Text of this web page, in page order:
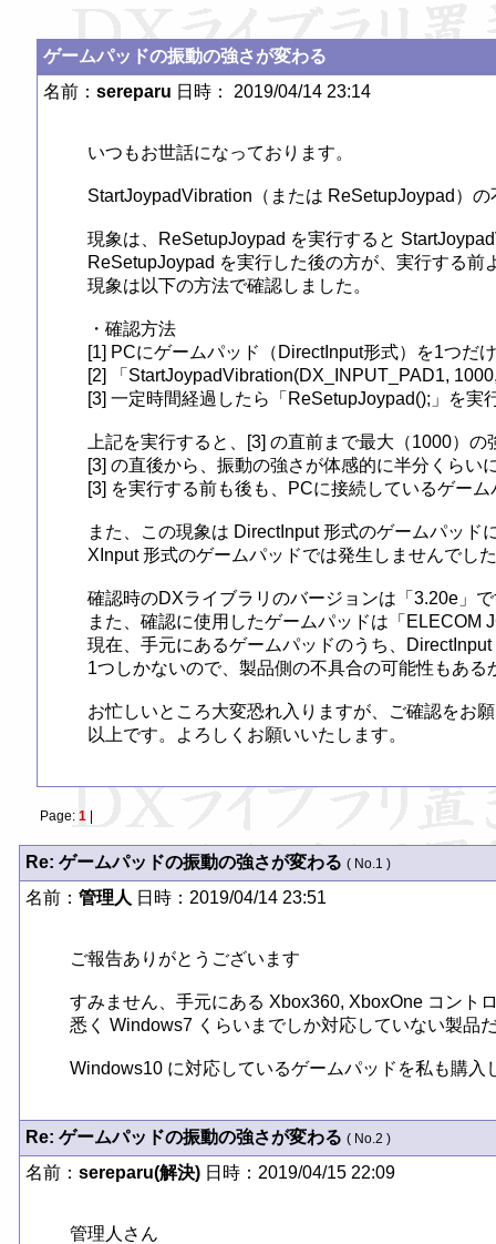
ゲームパッドの振動の強さが変わる
名前： sereparu 日時： 2019/04/14 23:14
いつもお世話になっております。
StartJoypadVibration（または ReSetupJoypad）
現象は、ReSetupJoypad を実行すると
ReSetupJoypad を実行した後の方が、実行する
現象は以下の方法で確認しました。
・確認方法
[1] PCにゲームパッド（DirectInput形式）を1つだ
[2] 「StartJoypadVibration(DX_INPUT_PAD1,
[3] 一定時間経過したら「ReSetupJoypad();」を実
上記を実行すると、[3] の直前まで最大（1000）
[3] の直後から、振動の強さが体感的に半分くらい
[3] を実行する前も後も、PCに接続しているゲー
また、この現象は DirectInput 形式のゲームパッド
XInput 形式のゲームパッドでは発生しませんでし
確認時のDXライブラリのバージョンは「3.20e」
また、確認に使用したゲームパッドは「ELECOM
現在、手元にあるゲームパッドのうち、
1つしかないので、製品側の不具合の可能性もある
お忙しいところ大変恐れ入りますが、ご確認をお
以上です。よろしくお願いいたします。
Page: 1|
Re: ゲームパッドの振動の強さが変わる ( No.1 )
名前： 管理人 日時：2019/04/14 23:51
ご報告ありがとうございます
すみません、手元にある Xbox360, XboxOne コント
悉く Windows7 くらいまでしか対応していない製品
Windows10 に対応しているゲームパッドを私も購
Re: ゲームパッドの振動の強さが変わる ( No.2 )
名前： sereparu(解決) 日時：2019/04/15 22:09
管理人さん